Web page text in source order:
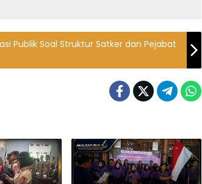
Publik Soal Struktur Satker dan Pejabat